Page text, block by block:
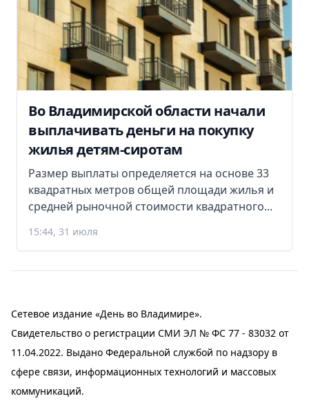
Во Владимирской области начали
выплачивать деньги на покупку
жилья детям-сиротам
Размер выплаты определяется на основе 33
квадратных метров общей площади жилья и
средней рыночной стоимости квадратного...
15:44, 31 июля
Сетевое издание «День во Владимире».
Свидетельство о регистрации СМИ ЭЛ № ФС 77 - 83032 от
11.04.2022. Выдано Федеральной службой по надзору в
сфере связи, информационных технологий и массовых
коммуникаций.